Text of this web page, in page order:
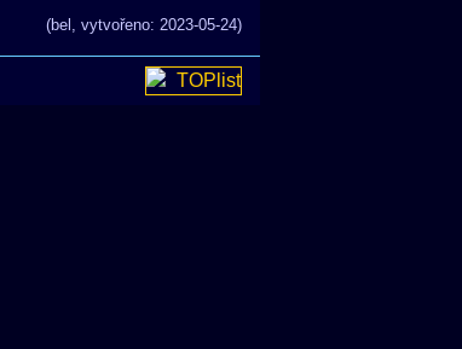
(bel, vytvořeno: 2023-05-24)